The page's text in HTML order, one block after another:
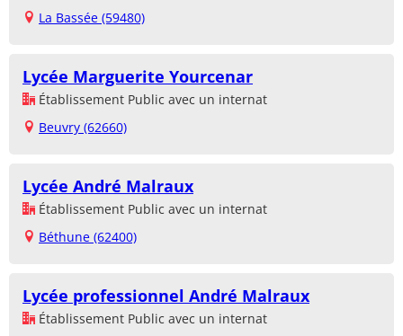
La Bassée (59480)
Lycée Marguerite Yourcenar
Établissement Public avec un internat
Beuvry (62660)
Lycée André Malraux
Établissement Public avec un internat
Béthune (62400)
Lycée professionnel André Malraux
Établissement Public avec un internat